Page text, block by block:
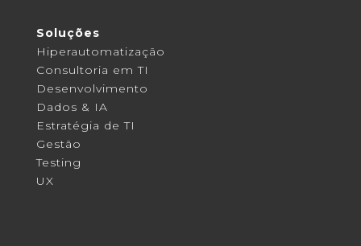
Soluções
Hiperautomatização
Consultoria em TI
Desenvolvimento
Dados & IA
Estratégia de TI
Gestão
Testing
UX